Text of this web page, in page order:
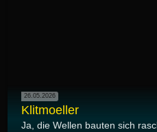
26.05.2026
Klitmoeller
Ja, die Wellen bauten sich